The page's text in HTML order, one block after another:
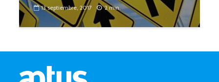
13 septiembre, 2017 2 min.